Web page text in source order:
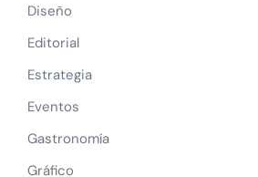
Diseño
Editorial
Estrategia
Eventos
Gastronomía
Gráfico